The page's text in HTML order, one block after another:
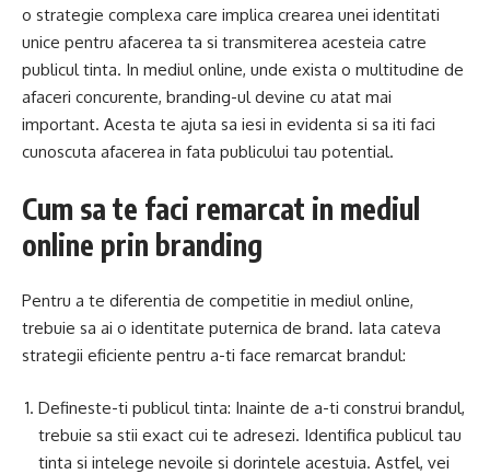
o strategie complexa care implica crearea unei identitati
unice pentru afacerea ta si transmiterea acesteia catre
publicul tinta. In mediul online, unde exista o multitudine de
afaceri concurente, branding-ul devine cu atat mai
important. Acesta te ajuta sa iesi in evidenta si sa iti faci
cunoscuta afacerea in fata publicului tau potential.
Cum sa te faci remarcat in mediul
online prin branding
Pentru a te diferentia de competitie in mediul online,
trebuie sa ai o identitate puternica de brand. Iata cateva
strategii eficiente pentru a-ti face remarcat brandul:
Defineste-ti publicul tinta: Inainte de a-ti construi brandul,
trebuie sa stii exact cui te adresezi. Identifica publicul tau
tinta si intelege nevoile si dorintele acestuia. Astfel, vei